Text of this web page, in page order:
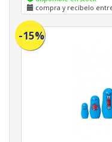
compra y recíbelo
-15%